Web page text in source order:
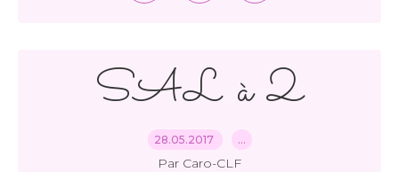
SAL à 2
28.05.2017 …
Par Caro-CLF